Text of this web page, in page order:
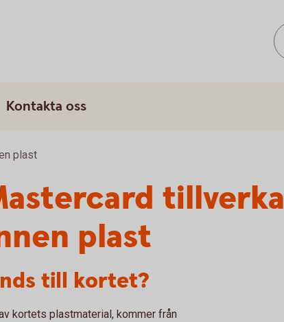
Kontakta oss
plast
plast
till kortet?
kortets plastmaterial, kommer från